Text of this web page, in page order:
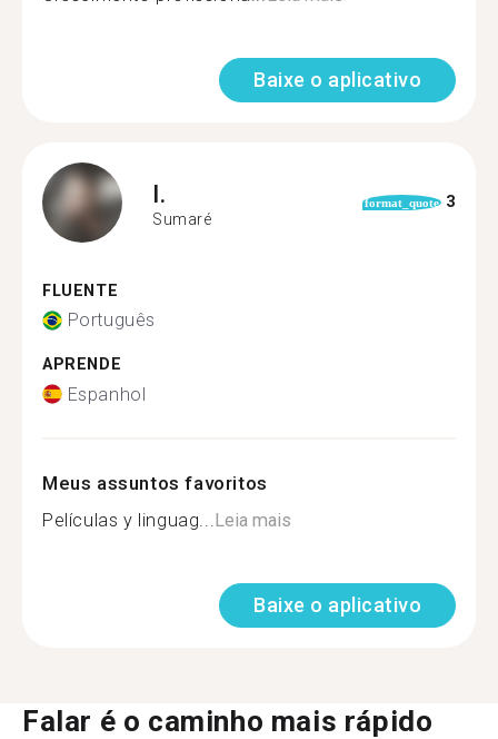
Baixe o aplicativo
I.
Sumaré
format_quote 3
FLUENTE
Português
APRENDE
Espanhol
Meus assuntos favoritos
Películas y linguag... Leia mais
Baixe o aplicativo
Falar é o caminho mais rápido